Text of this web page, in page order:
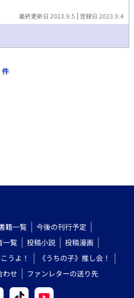
最終更新日 2023.9.5 登録日 2023.9.4
件
籍一覧
今後の刊行予定
一覧 投稿小説
投稿漫画
うよ！
《うちの子》推し会！
わせ ファンレターの送り先